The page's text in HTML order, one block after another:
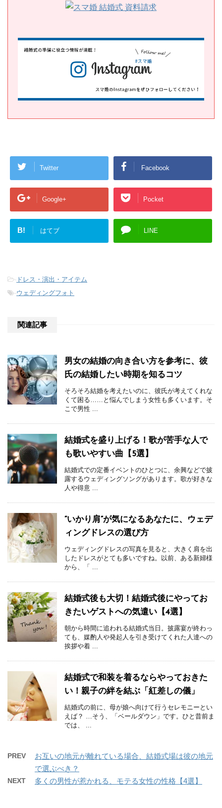
Twitter Facebook
Google+ Pocket
B! はてブ LINE
- ドレス・演出・アイテム
-ウェディングフォト
関連記事
男女の結婚の向き合い方を参考に、彼
氏の結婚したい時期を知るコツ
そろそろ結婚を考えたいのに、彼氏が考えてくれな
くて困る……と悩んでしまう女性も多くいます。そ
こで男性 ...
結婚式を盛り上げる！歌が苦手な人で
も歌いやすい曲【5選】
結婚式での定番イベントのひとつに、余興などで披
露するウェディングソングがあります。歌が好きな
人や得意 ...
“いかり肩”が気になるあなたに、ウェデ
ィングドレスの選び方
ウェディングドレスの写真を見ると、大きく肩を出
したドレスがとても多いですね。以前、ある新婦様
から、「 ...
結婚式後も大切！結婚式後にやってお
きたいゲストへの気遣い【4選】
朝から時間に追われる結婚式当日。披露宴が終わっ
ても、媒酌人や発起人を引き受けてくれた人達への
挨拶や着 ...
結婚式で和装を着るならやっておきた
い！親子の絆を結ぶ「紅差しの儀」
結婚式の前に、母が娘へ向けて行うセレモニーとい
えば？ …そう、「ベールダウン」です。ひと昔前ま
では、 ...
PREV
お互いの地元が離れている場合、結婚式場は彼の地元
で選ぶべき？
NEXT 多くの男性が惹かれる、モテる女性の性格【4選】